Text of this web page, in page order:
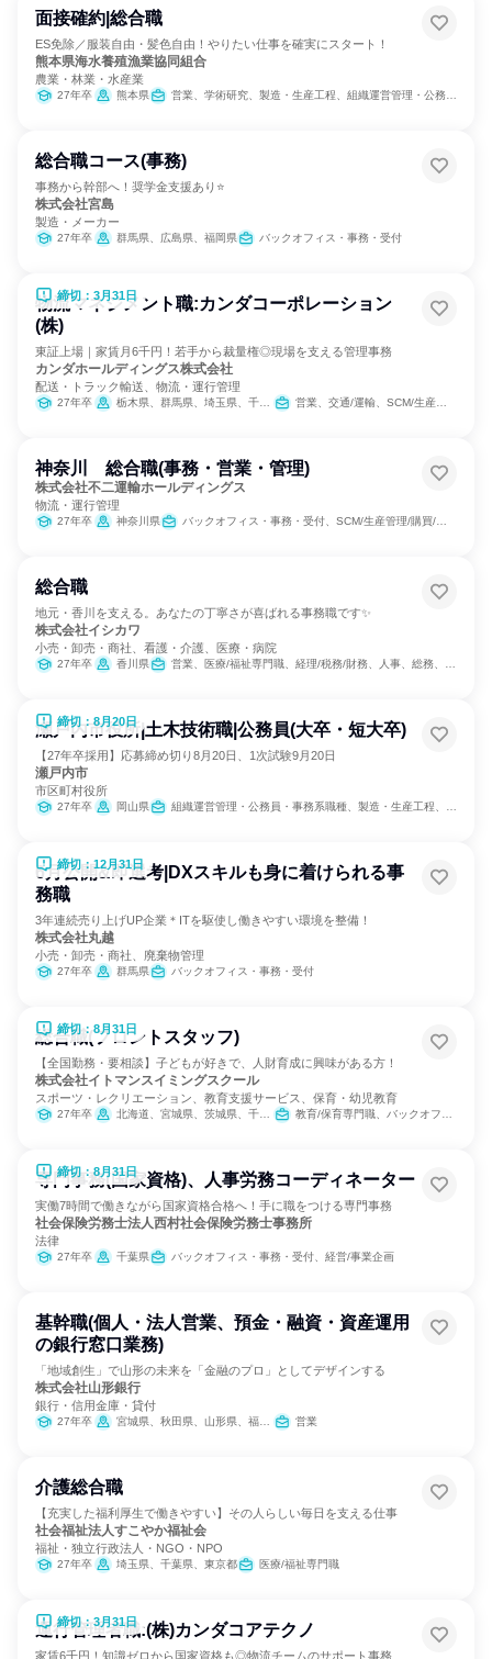
面接確約|総合職
ES免除／服装自由・髪色自由！やりたい仕事を確実にスタート！
熊本県海水養殖漁業協同組合
農業・林業・水産業
27年卒 熊本県 営業、学術研究、製造・生産工程、組織運営管理・公務員・事務系職種
総合職コース(事務)
事務から幹部へ！奨学金支援あり⭐
株式会社宮島
製造・メーカー
27年卒 群馬県、広島県、福岡県 バックオフィス・事務・受付
締切：3月31日
物流マネジメント職:カンダコーポレーション
(株)
東証上場｜家賃月6千円！若手から裁量権◎現場を支える管理事務
カンダホールディングス株式会社
配送・トラック輸送、物流・運行管理
27年卒 栃木県、群馬県、埼玉県、千葉県、東京都、神奈川県、愛知県、大阪府 営業、交通/運輸、SCM/生産管理/購買/物流
神奈川 総合職(事務・営業・管理)
株式会社不二運輸ホールディングス
物流・運行管理
27年卒 神奈川県 バックオフィス・事務・受付、SCM/生産管理/購買/物流
総合職
地元・香川を支える。あなたの丁寧さが喜ばれる事務職です✨
株式会社イシカワ
小売・卸売・商社、看護・介護、医療・病院
27年卒 香川県 営業、医療/福祉専門職、経理/税務/財務、人事、総務、法務/知財、組織運営管理・公務員・事務系職種、経営/事業企画
締切：8月20日
瀬戸内市役所|土木技術職|公務員(大卒・短大卒)
【27年卒採用】応募締め切り8月20日、1次試験9月20日
瀬戸内市
市区町村役所
27年卒 岡山県 組織運営管理・公務員・事務系職種、製造・生産工程、建築/土木/プラント専門職
締切：12月31日
6月公開&即選考|DXスキルも身に着けられる事
務職
3年連続売り上げUP企業＊ITを駆使し働きやすい環境を整備！
株式会社丸越
小売・卸売・商社、廃棄物管理
27年卒 群馬県 バックオフィス・事務・受付
締切：8月31日
総合職(フロントスタッフ)
【全国勤務・要相談】子どもが好きで、人財育成に興味がある方！
株式会社イトマンスイミングスクール
スポーツ・レクリエーション、教育支援サービス、保育・幼児教育
27年卒 北海道、宮城県、茨城県、千葉県、東京都、神奈川県、静岡県、愛知県、三重県、京都府、大阪府、兵庫県、奈良県、福岡県 教育/保育専門職、バックオフィス・事務・受付
締切：8月31日
専門事務(国家資格)、人事労務コーディネーター
実働7時間で働きながら国家資格合格へ！手に職をつける専門事務
社会保険労務士法人西村社会保険労務士事務所
法律
27年卒 千葉県 バックオフィス・事務・受付、経営/事業企画
基幹職(個人・法人営業、預金・融資・資産運用
の銀行窓口業務)
「地域創生」で山形の未来を「金融のプロ」としてデザインする
株式会社山形銀行
銀行・信用金庫・貸付
27年卒 宮城県、秋田県、山形県、福島県、栃木県、埼玉県、東京都 営業
介護総合職
【充実した福利厚生で働きやすい】その人らしい毎日を支える仕事
社会福祉法人すこやか福祉会
福祉・独立行政法人・NGO・NPO
27年卒 埼玉県、千葉県、東京都 医療/福祉専門職
締切：3月31日
運行管理者職:(株)カンダコアテクノ
家賃6千円！知識ゼロから国家資格も◎物流チームのサポート事務